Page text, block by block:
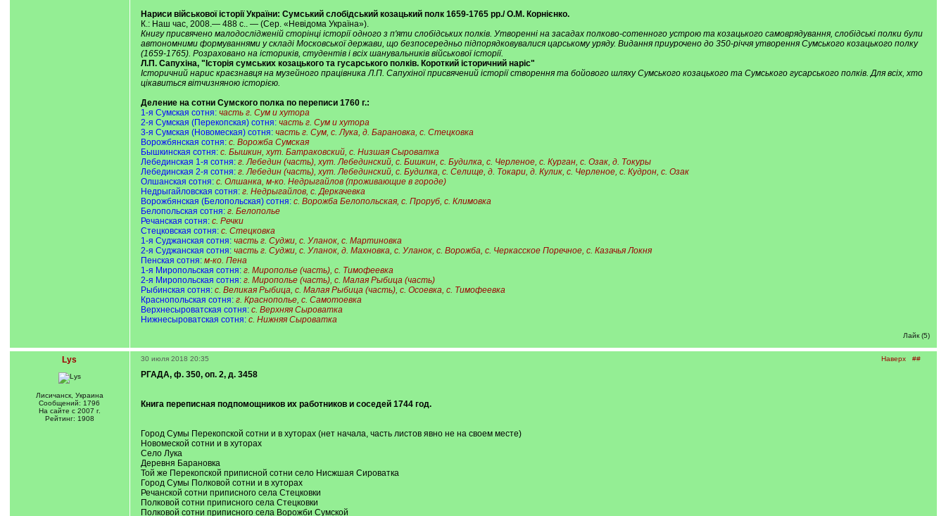
Нариси військової історії України: Сумський слобідський козацький полк 1659-1765 рр./ О.М. Корнієнко.
К.: Наш час, 2008.— 488 с.. — (Сер. «Невідома Україна»).
Книгу присвячено малодослідженій сторінці історії одного з п'яти слобідських полків. Утворенні на засадах полково-сотенного устрою та козацького самоврядування, слобідські полки були
автономними формуваннями у складі Московської держави, що безпосередньо підпорядковувалися царському уряду. Видання приурочено до 350-річчя утворення Сумського козацького полку
(1659-1765). Розраховано на істориків, студентів і всіх шанувальників військової історії.
Л.П. Сапухіна, "Історія сумських козацького та гусарського полків. Короткий історичний наріс"
Історичний нарис краєзнавця на музейного працівника Л.П. Сапухіної присвячений історії створення та бойового шляху Сумського козацького та Сумського гусарського полків. Для всіх, хто
цікавиться вітчизняною історією.
Деление на сотни Сумского полка по переписи 1760 г.:
1-я Сумская сотня: часть г. Сум и хутора
2-я Сумская (Перекопская) сотня: часть г. Сум и хутора
3-я Сумская (Новомеская) сотня: часть г. Сум, с. Лука, д. Барановка, с. Стецковка
Ворожбянская сотня: с. Ворожба Сумская
Бышкинская сотня: с. Бышкин, хут. Батраковский, с. Низшая Сыроватка
Лебединская 1-я сотня: г. Лебедин (часть), хут. Лебединский, с. Бишкин, с. Будилка, с. Черленое, с. Курган, с. Озак, д. Токуры
Лебединская 2-я сотня: г. Лебедин (часть), хут. Лебединский, с. Будилка, с. Селище, д. Токари, д. Кулик, с. Черленое, с. Кудрон, с. Озак
Олшанская сотня: с. Олшанка, м-ко. Недрыгайлов (проживающие в городе)
Недрыгайловская сотня: г. Недрыгайлов, с. Деркачевка
Ворожбянская (Белопольская) сотня: с. Ворожба Белопольская, с. Проруб, с. Климовка
Белопольская сотня: г. Белополье
Речанская сотня: с. Речки
Стецковская сотня: с. Стецковка
1-я Суджанская сотня: часть г. Суджи, с. Уланок, с. Мартиновка
2-я Суджанская сотня: часть г. Суджи, с. Уланок, д. Махновка, с. Уланок, с. Ворожба, с. Черкасское Поречное, с. Казачья Локня
Пенская сотня: м-ко. Пена
1-я Миропольская сотня: г. Мирополье (часть), с. Тимофеевка
2-я Миропольская сотня: г. Мирополье (часть), с. Малая Рыбица (часть)
Рыбинская сотня: с. Великая Рыбица, с. Малая Рыбица (часть), с. Осоевка, с. Тимофеевка
Краснопольская сотня: г. Краснополье, с. Самотоевка
Верхнесыроватская сотня: с. Верхняя Сыроватка
Нижнесыроватская сотня: с. Нижняя Сыроватка
Лайк (5)
Lys
Лисичанск, Украина
Сообщений: 1796
На сайте с 2007 г.
Рейтинг: 1908
Наверх ##
30 июля 2018 20:35
РГАДА, ф. 350, оп. 2, д. 3458
Книга переписная подпомощников их работников и соседей 1744 год.
Город Сумы Перекопской сотни и в хуторах (нет начала, часть листов явно не на своем месте)
Новомеской сотни и в хуторах
Село Лука
Деревня Барановка
Той же Перекопской приписной сотни село Нисжшая Сироватка
Город Сумы Полковой сотни и в хуторах
Речанской сотни приписного села Стецковки
Полковой сотни приписного села Стецковки
Полковой сотни приписного села Ворожби Сумской